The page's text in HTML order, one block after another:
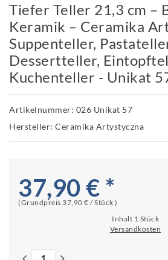
Tiefer Teller 21,3 cm –
Keramik – Ceramika
Suppenteller,
Dessertteller,
Kuchenteller - Unikat
Artikelnummer: 026 Unikat 57
Hersteller: Ceramika Artystyczna
37,90 € *
(Grundpreis 37,90 € / Stück )
Inhalt 1 Stück
Versandkosten